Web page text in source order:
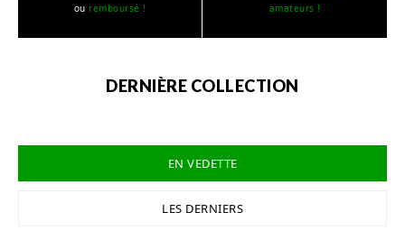
ou remboursé !
amateurs !
DERNIÈRE COLLECTION
EN VEDETTE
LES DERNIERS